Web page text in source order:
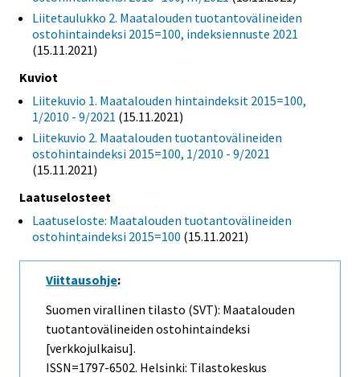
Liitetaulukko 2. Maatalouden tuotantovälineiden
ostohintaindeksi 2015=100, indeksiennuste 2021
(15.11.2021)
Kuviot
Liitekuvio 1. Maatalouden hintaindeksit 2015=100,
1/2010 - 9/2021 (15.11.2021)
Liitekuvio 2. Maatalouden tuotantovälineiden
ostohintaindeksi 2015=100, 1/2010 - 9/2021
(15.11.2021)
Laatuselosteet
Laatuseloste: Maatalouden tuotantovälineiden
ostohintaindeksi 2015=100 (15.11.2021)
Viittausohje:
Suomen virallinen tilasto (SVT): Maatalouden
tuotantovälineiden ostohintaindeksi
[verkkojulkaisu].
ISSN=1797-6502. Helsinki: Tilastokeskus